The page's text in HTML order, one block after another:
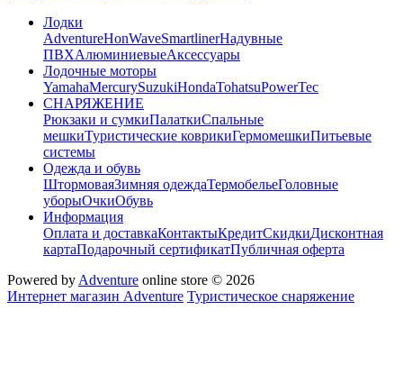
Лодки
AdventureHonWaveSmartlinerНадувные
ПВХАлюминиевыеАксессуары
Лодочные моторы
YamahaMercurySuzukiHondaTohatsuPowerTec
СНАРЯЖЕНИЕ
Рюкзаки и сумкиПалаткиСпальные
мешкиТуристические коврикиГермомешкиПитьевые
системы
Одежда и обувь
ШтормоваяЗимняя одеждаТермобельеГоловные
уборыОчкиОбувь
Информация
Оплата и доставкаКонтактыКредитСкидкиДисконтная
картаПодарочный сертификатПубличная оферта
Powered by Adventure online store © 2026
Интернет магазин Adventure Туристическое снаряжение